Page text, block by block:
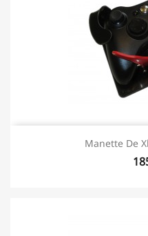
Manette De